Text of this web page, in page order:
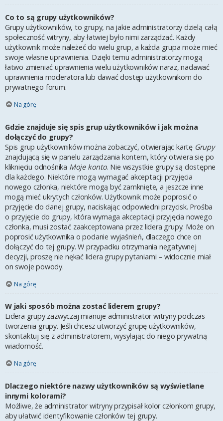
Co to są grupy użytkowników?
Grupy użytkowników, to grupy, na jakie administratorzy dzielą całą
społeczność witryny, aby łatwiej było nimi zarządzać. Każdy
użytkownik może należeć do wielu grup, a każda grupa może mieć
swoje własne uprawnienia. Dzięki temu administratorzy mogą
łatwo zmieniać uprawnienia wielu użytkowników naraz, nadawać
uprawnienia moderatora lub dawać dostęp użytkownikom do
prywatnego forum.
Na górę
Gdzie znajduje się spis grup użytkowników i jak można
dołączyć do grupy?
Spis grup użytkowników można zobaczyć, otwierając kartę Grupy
znajdującą się w panelu zarządzania kontem, który otwiera się po
kliknięciu odnośnika Moje konto. Nie wszystkie grupy są dostępne
dla każdego. Niektóre mogą wymagać akceptacji przyjęcia
nowego członka, niektóre mogą być zamknięte, a jeszcze inne
mogą mieć ukrytych członków. Użytkownik może poprosić o
przyjęcie do danej grupy, naciskając odpowiedni przycisk. Prośba
o przyjęcie do grupy, która wymaga akceptacji przyjęcia nowego
członka, musi zostać zaakceptowana przez lidera grupy. Może on
poprosić użytkownika o podanie wyjaśnień, dlaczego chce on
dołączyć do tej grupy. W przypadku otrzymania negatywnej
decyzji, proszę nie nękać lidera grupy pytaniami – widocznie miał
on swoje powody.
Na górę
W jaki sposób można zostać liderem grupy?
Lidera grupy zazwyczaj mianuje administrator witryny podczas
tworzenia grupy. Jeśli chcesz utworzyć grupę użytkowników,
skontaktuj się z administratorem, wysyłając do niego prywatną
wiadomość.
Na górę
Dlaczego niektóre nazwy użytkowników są wyświetlane
innymi kolorami?
Możliwe, że administrator witryny przypisał kolor członkom grupy,
aby ułatwić identyfikowanie członków tej grupy.